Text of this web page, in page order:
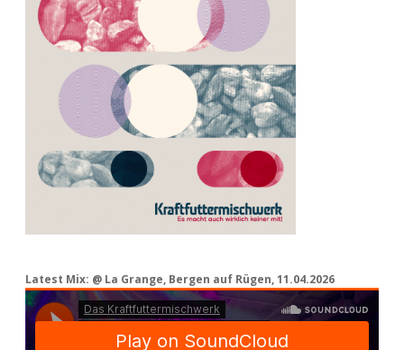
Latest Mix: @ La Grange, Bergen auf Rügen, 11.04.2026